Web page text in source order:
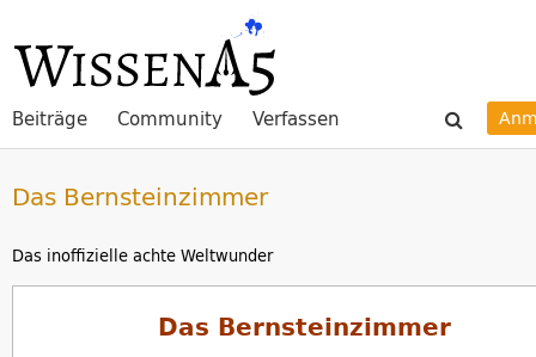
Beiträge Community Verfassen
Das Bernsteinzimmer
Das inoffizielle achte Weltwunder
Das Bernsteinzimmer